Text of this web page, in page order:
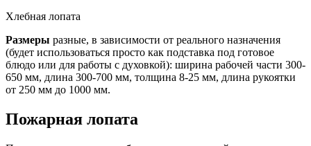
Хлебная лопата
Размеры разные, в зависимости от реального назначения
(будет использоваться просто как подставка под готовое
блюдо или для работы с духовкой): ширина рабочей части 300-
650 мм, длина 300-700 мм, толщина 8-25 мм, длина рукоятки
от 250 мм до 1000 мм.
Пожарная лопата